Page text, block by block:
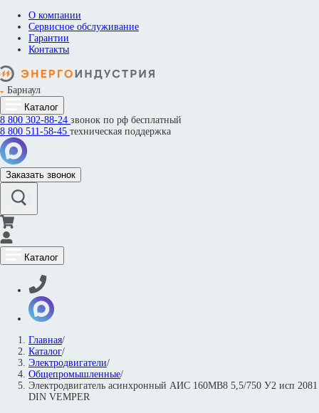
О компании
Сервисное обслуживание
Гарантии
Контакты
Барнаул
Каталог
8 800 302-88-24 звонок по рф бесплатный
8 800 511-58-45 техническая поддержка
Заказать звонок
Каталог
Главная/
Каталог/
Электродвигатели/
Общепромышленные/
Электродвигатель асинхронный АИС 160MВ8 5,5/750 У2 исп 2081
DIN VEMPER